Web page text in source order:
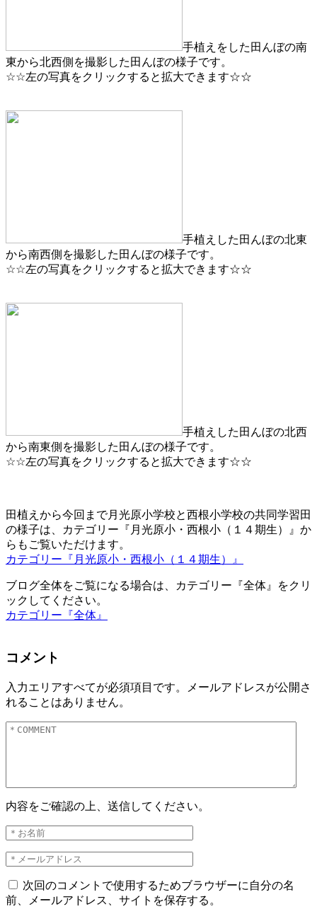
手植えをした田んぼの南
東から北西側を撮影した田んぼの様子です。
☆☆左の写真をクリックすると拡大できます☆☆
手植えした田んぼの北東
から南西側を撮影した田んぼの様子です。
☆☆左の写真をクリックすると拡大できます☆☆
手植えした田んぼの北西
から南東側を撮影した田んぼの様子です。
☆☆左の写真をクリックすると拡大できます☆☆
田植えから今回まで月光原小学校と西根小学校の共同学習田
の様子は、カテゴリー『月光原小・西根小（１４期生）』か
らもご覧いただけます。
カテゴリー『月光原小・西根小（１４期生）』
ブログ全体をご覧になる場合は、カテゴリー『全体』をクリ
ックしてください。
カテゴリー『全体』
コメント
入力エリアすべてが必須項目です。メールアドレスが公開さ
れることはありません。
内容をご確認の上、送信してください。
次回のコメントで使用するためブラウザーに自分の名
前、メールアドレス、サイトを保存する。